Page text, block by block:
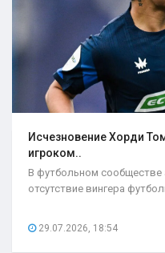
Исчезновение Хорди
игроком..
В футбольном сообществе
отсутствие вингера
29.07.2026, 18:54